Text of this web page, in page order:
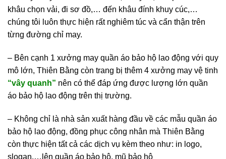
khâu chọn vải, đi sơ đồ,… đến khâu đính khuy cúc,…
chúng tôi luôn thực hiện rất nghiêm túc và cẩn thận trên
từng đường chỉ may.
– Bên cạnh 1 xưởng may quần áo bảo hộ lao động với quy
mô lớn, Thiên Bằng còn trang bị thêm 4 xưởng may vệ tinh
“vây quanh” nên có thể đáp ứng được lượng lớn quần
áo bảo hộ lao động trên thị trường.
– Không chỉ là nhà sản xuất hàng đầu về các mẫu quần áo
bảo hộ lao động, đồng phục công nhân mà Thiên Bằng
còn thực hiện tất cả các dịch vụ kèm theo như: in logo,
slogan,…lên quần áo bảo hộ, mũ bảo hộ